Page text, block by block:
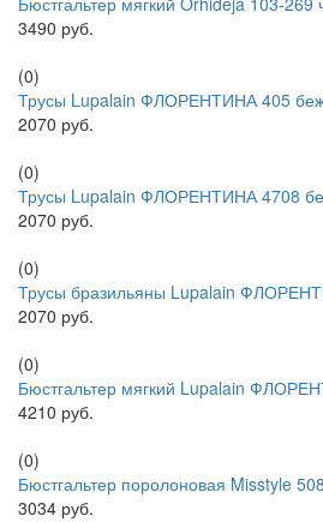
3490 руб.
(0)
Трусы Lupalain ФЛОРЕНТИНА 405
2070 руб.
(0)
Трусы Lupalain ФЛОРЕНТИНА 4708
2070 руб.
(0)
Трусы бразильяны Lupalain
2070 руб.
(0)
Бюстгальтер мягкий Lupalain
4210 руб.
(0)
Бюстгальтер поролоновая Misstyle
3034 руб.